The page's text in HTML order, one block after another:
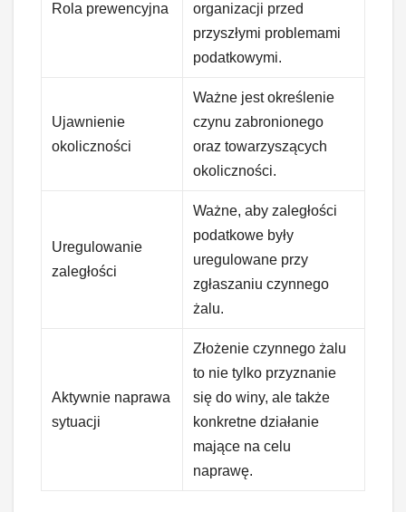
Rola prewencyjna
organizacji przed
przyszłymi problemami
podatkowymi.
Ujawnienie
okoliczności
Ważne jest określenie
czynu zabronionego
oraz towarzyszących
okoliczności.
Uregulowanie
zaległości
Ważne, aby zaległości
podatkowe były
uregulowane przy
zgłaszaniu czynnego
żalu.
Aktywnie naprawa
sytuacji
Złożenie czynnego żalu
to nie tylko przyznanie
się do winy, ale także
konkretne działanie
mające na celu
naprawę.